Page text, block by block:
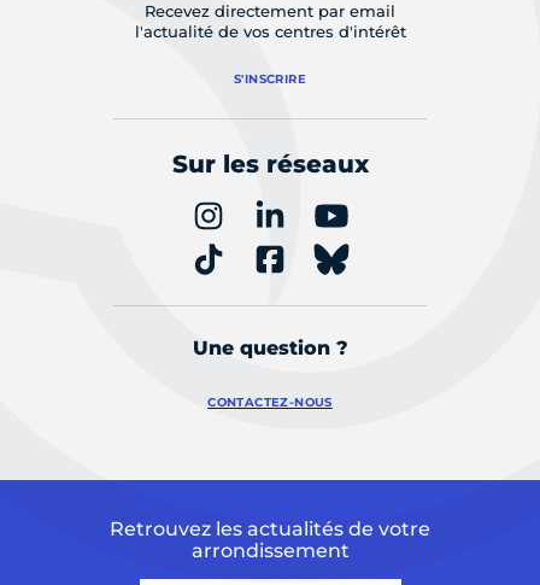
Recevez directement par email
l'actualité de vos centres d'intérêt
S'INSCRIRE
Sur les réseaux
Une question ?
CONTACTEZ-NOUS
Retrouvez les actualités de votre
arrondissement